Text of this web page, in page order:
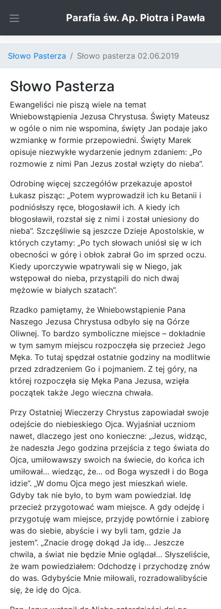
Parafia św. Ap. Piotra i Pawła
Słowo Pasterza Słowo pasterza 02.06.2019
Słowo Pasterza
Ewangeliści nie piszą wiele na temat
Wniebowstąpienia Jezusa Chrystusa. Święty Mateusz
w ogóle o nim nie wspomina, święty Jan podaje jako
wzmiankę w formie przepowiedni. Święty Marek
opisuje niezwykłe wydarzenie jednym zdaniem: „Po
rozmowie z nimi Pan Jezus został wzięty do nieba”.
Odrobinę więcej szczegółów przekazuje apostoł
Łukasz pisząc: „Potem wyprowadził ich ku Betanii i
podniósłszy ręce, błogosławił ich. A kiedy ich
błogosławił, rozstał się z nimi i został uniesiony do
nieba”. Szczęśliwie są jeszcze Dzieje Apostolskie, w
których czytamy: „Po tych słowach uniósł się w ich
obecności w górę i obłok zabrał Go im sprzed oczu.
Kiedy uporczywie wpatrywali się w Niego, jak
wstępował do nieba, przystąpili do nich dwaj
mężowie w białych szatach”.
Rzadko pamiętamy, że Wniebowstąpienie Pana
Naszego Jezusa Chrystusa odbyło się na Górze
Oliwnej. To bardzo symboliczne miejsce – dokładnie
w tym samym miejscu rozpoczęła się przecież Jego
Męka. To tutaj spędzał ostatnie godziny na modlitwie
przed zdradzeniem Go i pojmaniem. Z tej góry, na
której rozpoczęła się Męka Pana Jezusa, wzięła
początek także Jego wieczna chwała.
Przy Ostatniej Wieczerzy Chrystus zapowiadał swoje
odejście do niebieskiego Ojca. Wyjaśniał uczniom
nawet, dlaczego jest ono konieczne: „Jezus, widząc,
że nadeszła Jego godzina przejścia z tego świata do
Ojca, umiłowawszy swoich na świecie, do końca ich
umiłował… wiedząc, że… od Boga wyszedł i do Boga
idzie”. „W domu Ojca mego jest mieszkań wiele.
Gdyby tak nie było, to bym wam powiedział. Idę
przecież przygotować wam miejsce. A gdy odejdę i
przygotuję wam miejsce, przyjdę powtórnie i zabiorę
was do siebie, abyście i wy byli tam, gdzie Ja
jestem”. „Znacie drogę dokąd Ja idę… Jeszcze
chwila, a świat nie będzie Mnie oglądał… Słyszeliście,
że wam powiedziałem: Odchodzę i przychodzę znów
do was. Gdybyście Mnie miłowali, rozradowalibyście
się, że idę do Ojca.